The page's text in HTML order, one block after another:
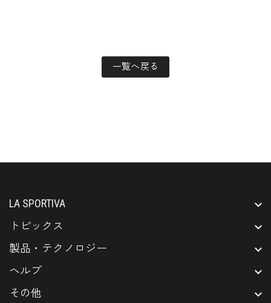
一覧へ戻る
LA SPORTIVA
トピックス
製品・テクノロジー
ヘルプ
その他